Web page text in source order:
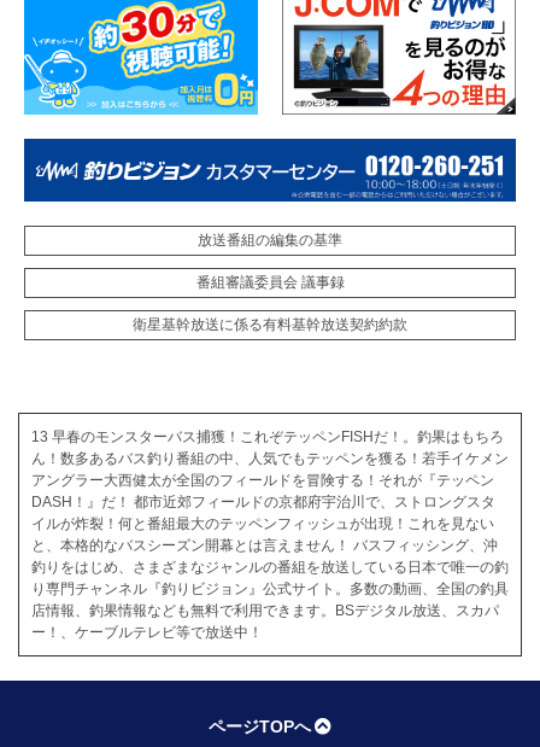
放送番組の編集の基準
番組審議委員会 議事録
衛星基幹放送に係る有料基幹放送契約約款
13 早春のモンスターバス捕獲！これぞテッペンFISHだ！。釣果はもちろ
ん！数多あるバス釣り番組の中、人気でもテッペンを獲る！若手イケメン
アングラー大西健太が全国のフィールドを冒険する！それが『テッペン
DASH！』だ！ 都市近郊フィールドの京都府宇治川で、ストロングスタ
イルが炸裂！何と番組最大のテッペンフィッシュが出現！これを見ない
と、本格的なバスシーズン開幕とは言えません！ バスフィッシング、沖
釣りをはじめ、さまざまなジャンルの番組を放送している日本で唯一の釣
り専門チャンネル『釣りビジョン』公式サイト。多数の動画、全国の釣具
店情報、釣果情報なども無料で利用できます。BSデジタル放送、スカパ
ー！、ケーブルテレビ等で放送中！
ページTOPへ